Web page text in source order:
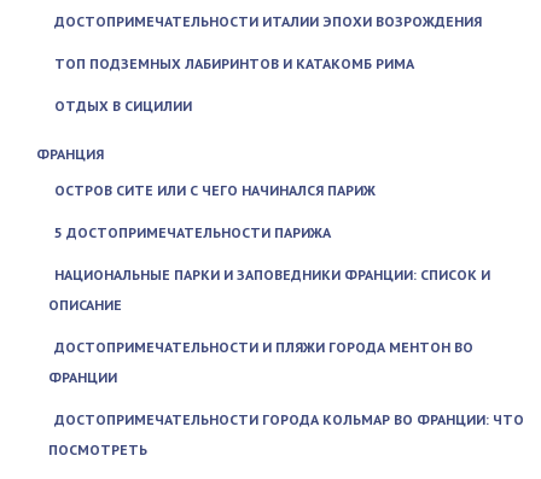
ДОСТОПРИМЕЧАТЕЛЬНОСТИ ИТАЛИИ ЭПОХИ ВОЗРОЖДЕНИЯ
ТОП ПОДЗЕМНЫХ ЛАБИРИНТОВ И КАТАКОМБ РИМА
ОТДЫХ В СИЦИЛИИ
ФРАНЦИЯ
ОСТРОВ СИТЕ ИЛИ С ЧЕГО НАЧИНАЛСЯ ПАРИЖ
5 ДОСТОПРИМЕЧАТЕЛЬНОСТИ ПАРИЖА
НАЦИОНАЛЬНЫЕ ПАРКИ И ЗАПОВЕДНИКИ ФРАНЦИИ: СПИСОК И
ОПИСАНИЕ
ДОСТОПРИМЕЧАТЕЛЬНОСТИ И ПЛЯЖИ ГОРОДА МЕНТОН ВО
ФРАНЦИИ
ДОСТОПРИМЕЧАТЕЛЬНОСТИ ГОРОДА КОЛЬМАР ВО ФРАНЦИИ: ЧТО
ПОСМОТРЕТЬ